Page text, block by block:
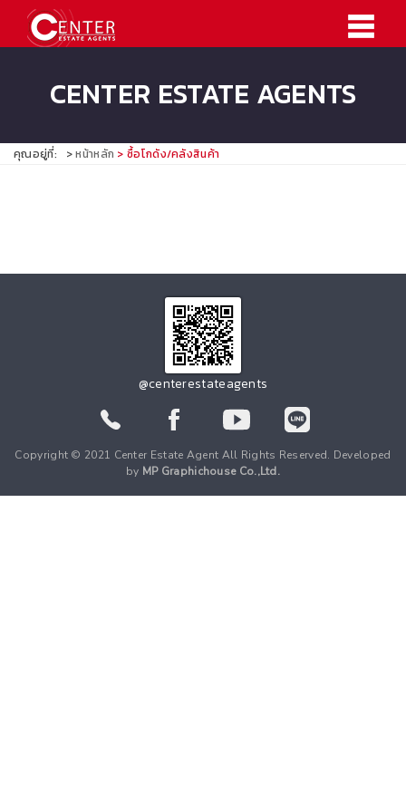
CENTER ESTATE AGENTS
คุณอยู่ที่: หน้าหลัก ซื้อโกดัง/คลังสินค้า
@centerestateagents
Copyright © 2021 Center Estate Agent All Rights Reserved. Developed
by MP Graphichouse Co.,Ltd.